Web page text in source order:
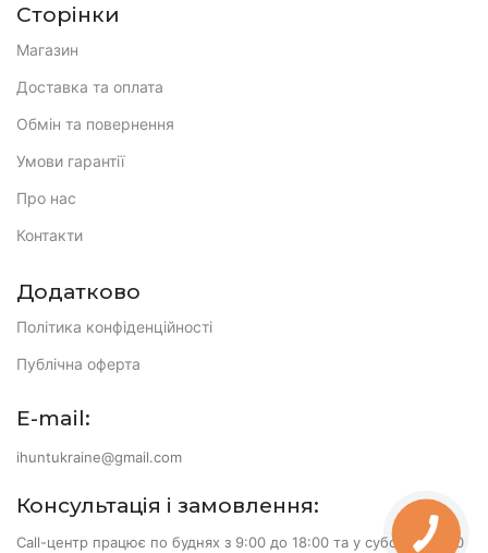
Сторінки
Магазин
Доставка та оплата
Обмін та повернення
Умови гарантії
Про нас
Контакти
Додатково
Політика конфіденційності
Публічна оферта
E-mail:
ihuntukraine@gmail.com
Консультація і замовлення:
Call-центр працює по буднях з 9:00 до 18:00 та у суботу з 10:00